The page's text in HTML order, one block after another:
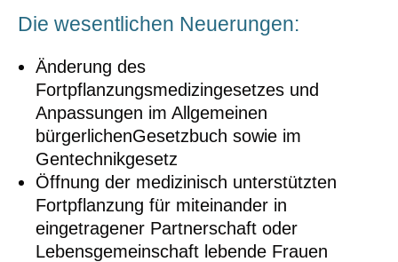
Die wesentlichen Neuerungen:
Änderung des
Fortpflanzungsmedizingesetzes und
Anpassungen im Allgemeinen
bürgerlichenGesetzbuch sowie im
Gentechnikgesetz
Öffnung der medizinisch unterstützten
Fortpflanzung für miteinander in
eingetragener Partnerschaft oder
Lebensgemeinschaft lebende Frauen